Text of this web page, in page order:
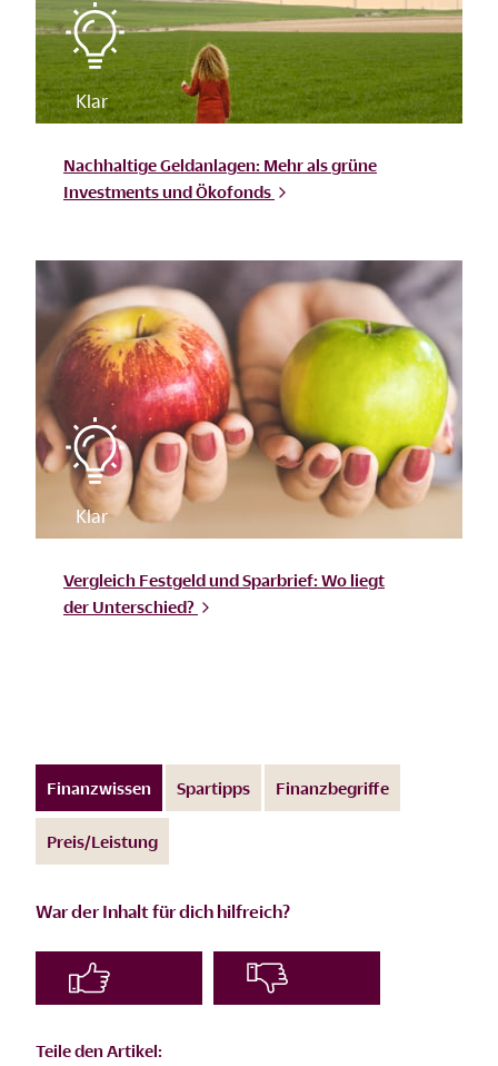
Nachhaltige Geldanlagen: Mehr als grüne
Investments undÖkofonds
Vergleich Festgeld und Sparbrief: Wo liegt
der Unterschied?
Finanzwissen Spartipps Finanzbegriffe
Preis/Leistung
War der Inhalt für dich hilfreich?
Teile den Artikel: